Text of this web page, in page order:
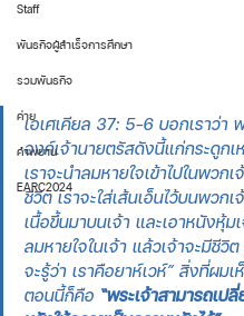
Staff
พันธกิจผู้สำเร็จการศึกษา
รวมพันธกิจ
ค่าย
คำพยาน
EARC2024
เอเศเคียล 37: 5-6 บอกเราว่า
องค์เจ้านายตรัสดังนี้แก่กระดูกเ
เราจะนำลมหายใจเข้าไปในพวกเ
ชีวิต เราจะใส่เส้นเอ็นไว้บนพวกเ
เนื้อขึ้นมาบนเจ้า และเอาหนังหุ้ม
ลมหายใจในเจ้า แล้วเจ้าจะมีชีวิ
จะรู้ว่า เราคือยาห์เวห์” สิ่งที่ผมเห็
ตอนนี้ก็คือ “พระเจ้าสามารถเป